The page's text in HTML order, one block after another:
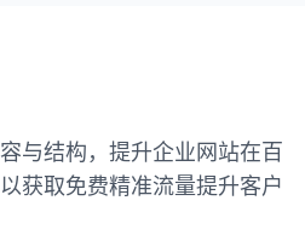
与结构，提升企业网站在百
获取免费精准流量提升客户